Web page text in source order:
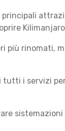
principali
più rinomati,
tutti i servizi
sistemazioni